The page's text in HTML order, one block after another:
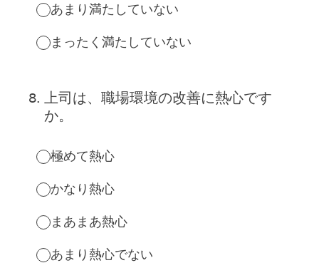
あまり満たしていない
まったく満たしていない
8. 上司は、職場環境の改善に熱心です
か。
極めて熱心
かなり熱心
まあまあ熱心
あまり熱心でない